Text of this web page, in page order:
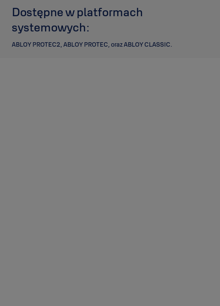
Dostępne w platformach
systemowych:
ABLOY PROTEC2, ABLOY PROTEC, oraz ABLOY CLASSIC.